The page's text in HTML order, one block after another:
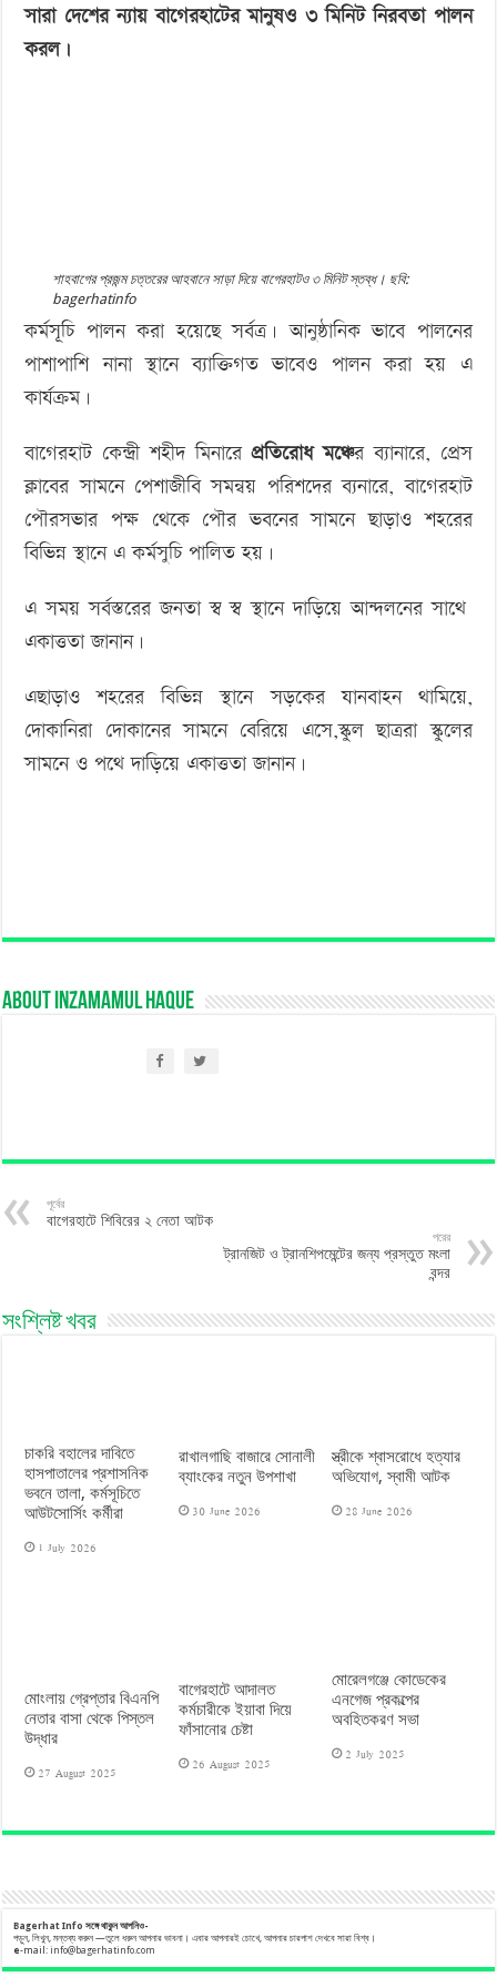
‘বড় নাশকতার জন্য’ অস্ত্র নিয়ে বাগেরহাটে ঢুকছিল তারা
সারা দেশের ন্যায় বাগেরহাটের মানুষও ৩ মিনিট নিরবতা পালন
করল।
শাহবাগের প্রজন্ম চত্তরের আহবানে সাড়া দিয়ে বাগেরহাটও ৩ মিনিট স্তব্ধ। ছবি:
bagerhatinfo
কর্মসূচি পালন করা হয়েছে সর্বত্র। আনুষ্ঠানিক ভাবে পালনের
পাশাপাশি নানা স্থানে ব্যাক্তিগত ভাবেও পালন করা হয় এ
কার্যক্রম।
বাগেরহাট কেন্দ্রী শহীদ মিনারেপ্রতিরোধ মঞ্চের ব্যানারে, প্রেস
ক্লাবের সামনে পেশাজীবি সমন্বয় পরিশদের ব্যনারে, বাগেরহাট
পৌরসভার পক্ষ থেকে পৌর ভবনের সামনে ছাড়াও শহরের
বিভিন্ন স্থানে এ কর্মসুচি পালিত হয়।
এ সময় সর্বস্তরের জনতা স্ব স্ব স্থানে দাড়িয়ে আন্দলনের সাথে
একাত্ততা জানান।
এছাড়াও শহরের বিভিন্ন স্থানে সড়কের যানবাহন থামিয়ে,
দোকানিরা দোকানের সামনে বেরিয়ে এসে,স্কুল ছাত্ররা স্কুলের
সামনে ও পথে দাড়িয়ে একাত্ততা জানান।
About Inzamamul Haque
পূর্বের
বাগেরহাটে শিবিরের ২ নেতা আটক
পরের
ট্রানজিট ও ট্রানশিপমেন্টের জন্য প্রস্তুত মংলা
বন্দর
সংশ্লিষ্ট খবর
চাকরি বহালের দাবিতে
হাসপাতালের প্রশাসনিক
ভবনে তালা, কর্মসূচিতে
আউটসোর্সিং কর্মীরা
1 July 2026
রাখালগাছি বাজারে সোনালী
ব্যাংকের নতুন উপশাখা
30 June 2026
স্ত্রীকে শ্বাসরোধে হত্যার
অভিযোগ, স্বামী আটক
28 June 2026
মোংলায় গ্রেপ্তার বিএনপি
নেতার বাসা থেকে পিস্তল
উদ্ধার
27 August 2025
বাগেরহাটে আদালত
কর্মচারীকে ইয়াবা দিয়ে
ফাঁসানোর চেষ্টা
26 August 2025
মোরেলগঞ্জে কোডেকের
এনগেজ প্রকল্পের
অবহিতকরণ সভা
2 July 2025
Bagerhat Info সঙ্গেথাকুনআপনিও-
পড়ুন, লিখুন, মন্তব্য করুন —তুলে ধরুন আপনার ভাবনা। এবার আপনারই চোখে, আপনার চারপাশ দেখবে সারা বিশ্ব।
e-mail:info@bagerhatinfo.com